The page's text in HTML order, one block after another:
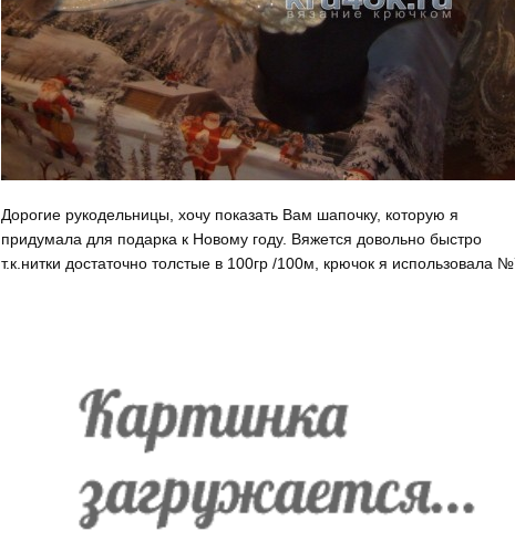
Дорогие рукодельницы, хочу показать Вам шапочку, которую я
придумала для подарка к Новому году. Вяжется довольно быстро
т.к.нитки достаточно толстые в 100гр /100м, крючок я использовала